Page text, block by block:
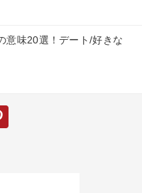
意味20選！デート/好きな